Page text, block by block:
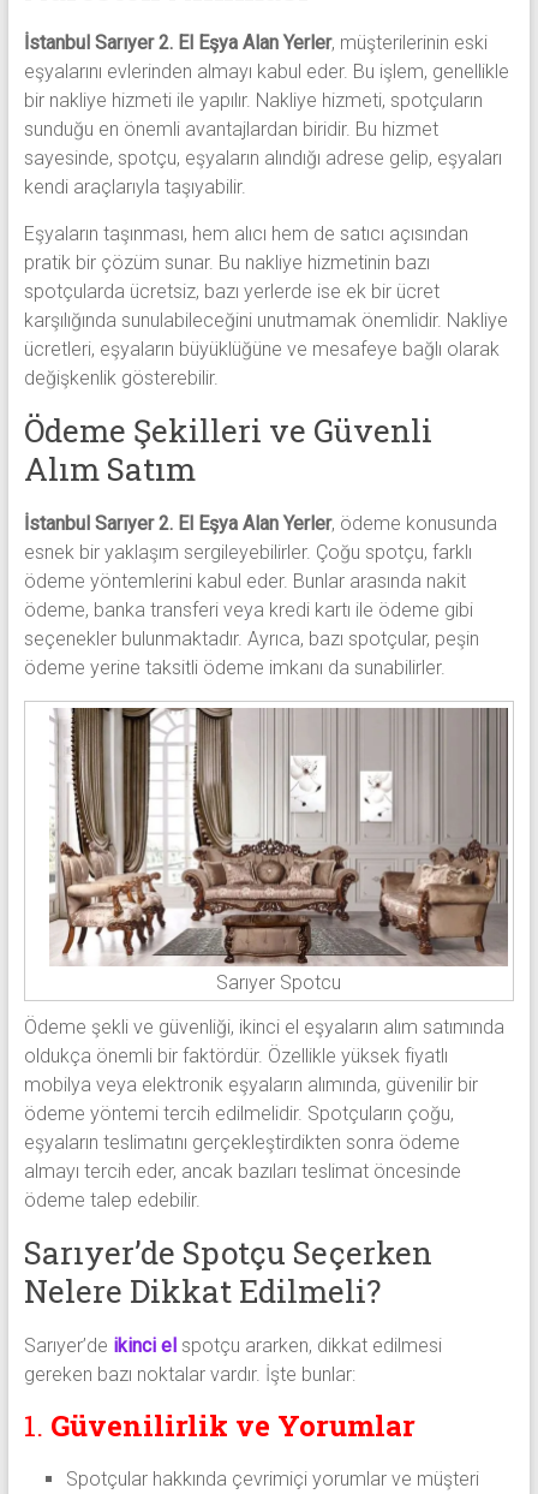
İstanbul Sarıyer 2. El Eşya Alan Yerler, müşterilerinin eski
eşyalarını evlerinden almayı kabul eder. Bu işlem, genellikle
bir nakliye hizmeti ile yapılır. Nakliye hizmeti, spotçuların
sunduğu en önemli avantajlardan biridir. Bu hizmet
sayesinde, spotçu, eşyaların alındığı adrese gelip, eşyaları
kendi araçlarıyla taşıyabilir.
Eşyaların taşınması, hem alıcı hem de satıcı açısından
pratik bir çözüm sunar. Bu nakliye hizmetinin bazı
spotçularda ücretsiz, bazı yerlerde ise ek bir ücret
karşılığında sunulabileceğini unutmamak önemlidir. Nakliye
ücretleri, eşyaların büyüklüğüne ve mesafeye bağlı olarak
değişkenlik gösterebilir.
Ödeme Şekilleri ve Güvenli
Alım Satım
İstanbul Sarıyer 2. El Eşya Alan Yerler, ödeme konusunda
esnek bir yaklaşım sergileyebilirler. Çoğu spotçu, farklı
ödeme yöntemlerini kabul eder. Bunlar arasında nakit
ödeme, banka transferi veya kredi kartı ile ödeme gibi
seçenekler bulunmaktadır. Ayrıca, bazı spotçular, peşin
ödeme yerine taksitli ödeme imkanı da sunabilirler.
Sarıyer Spotcu
Ödeme şekli ve güvenliği, ikinci el eşyaların alım satımında
oldukça önemli bir faktördür. Özellikle yüksek fiyatlı
mobilya veya elektronik eşyaların alımında, güvenilir bir
ödeme yöntemi tercih edilmelidir. Spotçuların çoğu,
eşyaların teslimatını gerçekleştirdikten sonra ödeme
almayı tercih eder, ancak bazıları teslimat öncesinde
ödeme talep edebilir.
Sarıyer’de Spotçu Seçerken
Nelere Dikkat Edilmeli?
Sarıyer’de ikinci elspotçu ararken, dikkat edilmesi
gereken bazı noktalar vardır. İşte bunlar:
1. Güvenilirlik ve Yorumlar
Spotçular hakkında çevrimiçi yorumlar ve müşteri